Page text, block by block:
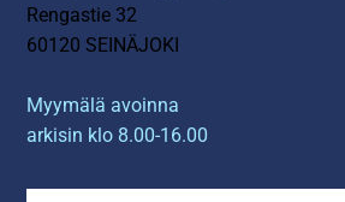
Rengastie 32
60120 SEINÄJOKI
Myymälä avoinna
arkisin klo 8.00-16.00